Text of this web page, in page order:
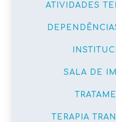
ATIVIDADES
SALA DE
TERAPIA